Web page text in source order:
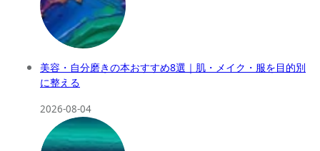
美容・自分磨きの本おすすめ8選｜肌・メイク・服を目的別
に整える
2026-08-04